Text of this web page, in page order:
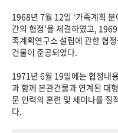
성과 50선 숫자로 보는
세계와 함께 한 KIHASA
VR 역사관
1968년 7월 12일 ‘가족계획
간의 협정’을 체결하였고,
족계획연구소 설립에 관한 협
건물이 준공되었다.
1971년 6월 19일에는 협정내
과 함께 본관건물과 연계된 대
문 인력의 훈련 및 세미나를 질
다.